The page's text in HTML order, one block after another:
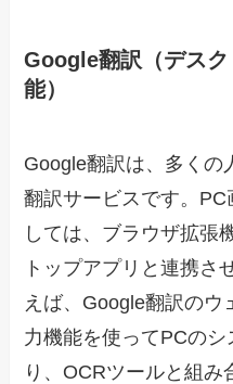
Google翻訳（デス
能）
Google翻訳は、多くの
翻訳サービスです。PC
しては、ブラウザ拡張
トップアプリと連携さ
えば、Google翻訳のウ
力機能を使ってPCの
り、OCRツールと組み